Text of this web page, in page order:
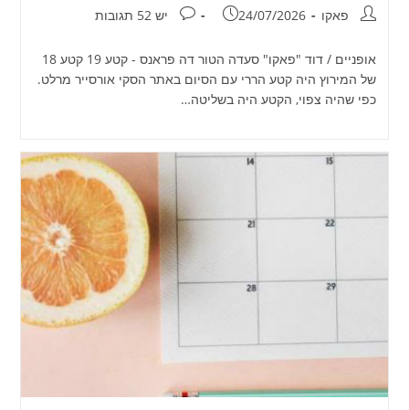
מחבר:פאקו פורסם:
24/07/2026 תגובות:
יש 52 תגובות
אופניים / דוד "פאקו" סעדה הטור דה פראנס - קטע 19 קטע 18
של המירוץ היה קטע הררי עם הסיום באתר הסקי אורסייר מרלט.
כפי שהיה צפוי, הקטע היה בשליטה…